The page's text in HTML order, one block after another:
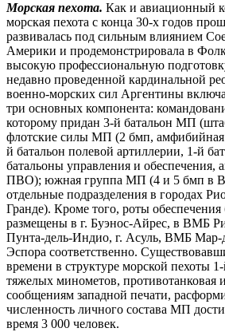
Морская пехота. Как и авиационный
морская пехота с конца 30-х годов
развивалась под сильным влиянием
Америки и продемонстрировала в
высокую профессиональную
недавно проведенной кардинальной
военно-морских сил Аргентины
три основных компонента:
которому придан 3-й батальон МП
флотские силы МП (2 бмп, амфибийная
й батальон полевой артиллерии, 1-й
батальоны управления и
ПВО); южная группа МП (4 и 5 бмп в
отдельные подразделения в городах
Гранде). Кроме того, роты обеспечения
размещены в г. Буэнос-Айрес, в ВМБ
Пунта-дель-Индио, г. Асуль, ВМБ Мар-
Эспора соответственно.
времени в структуре морской пехоты
тяжелых минометов, противотанковая
сообщениям западной печати,
численность личного состава МП
время 3 000 человек.